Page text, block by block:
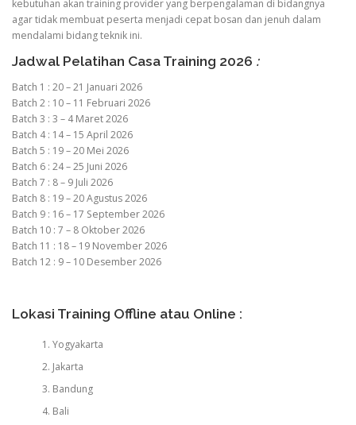
kebutuhan akan training provider yang berpengalaman di bidangnya
agar tidak membuat peserta menjadi cepat bosan dan jenuh dalam
mendalami bidang teknik ini.
Jadwal Pelatihan Casa Training 2026 :
Batch 1 : 20 – 21 Januari 2026
Batch 2 : 10 – 11 Februari 2026
Batch 3 : 3 – 4 Maret 2026
Batch 4 : 14 – 15 April 2026
Batch 5 : 19 – 20 Mei 2026
Batch 6 : 24 – 25 Juni 2026
Batch 7 : 8 – 9 Juli 2026
Batch 8 : 19 – 20 Agustus 2026
Batch 9 : 16 – 17 September 2026
Batch 10 : 7 – 8 Oktober 2026
Batch 11 : 18 – 19 November 2026
Batch 12 : 9 – 10 Desember 2026
Lokasi Training Offline atau Online :
Yogyakarta
Jakarta
Bandung
Bali